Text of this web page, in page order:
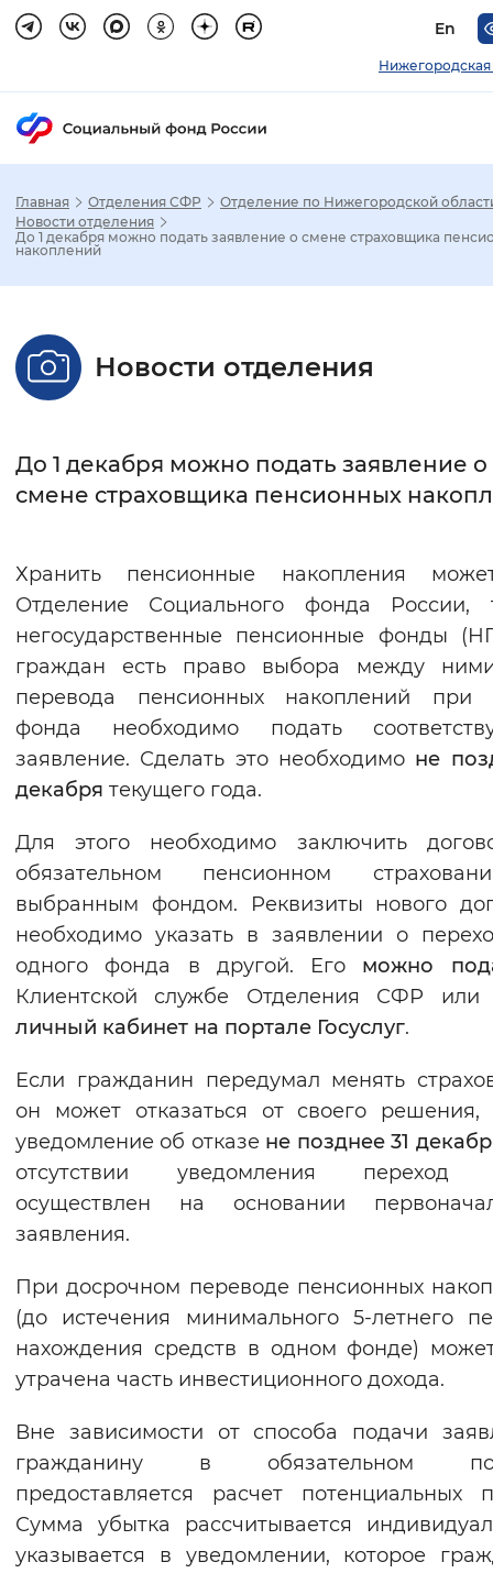
En
Нижегородская
Стандартный Увеличенный
Без засечек С засечками
Нормальный Увеличенный
Цвет сайта
Монохромный Инверсивный
Синий фон
Изображения
Звуковой ассистент
Воспроизвести Остановить
Вернуть стандартные настройки
Главная Отделения СФР
Отделение по Нижегородской
Новости отделения
До 1 декабря можно подать заявление о смене страховщика
накоплений
Новости отделения
До 1 декабря можно подать заявление о
смене страховщика пенсионных
Хранить пенсионные накопления
Отделение Социального фонда России,
негосударственные пенсионные фонды
граждан есть право выбора между
перевода пенсионных накоплений при
фонда необходимо подать
заявление. Сделать это необходимо не
декабря текущего года.
Для этого необходимо заключить
обязательном пенсионном
выбранным фондом. Реквизиты нового
необходимо указать в заявлении о
одного фонда в другой. Его можно
Клиентской службе Отделения СФР или
личный кабинет на портале Госуслуг.
Если гражданин передумал менять
он может отказаться от своего решения,
уведомление об отказе не позднее 31
отсутствии уведомления переход
осуществлен на основании
заявления.
При досрочном переводе пенсионных
(до истечения минимального 5-летнего
нахождения средств в одном фонде)
утрачена часть инвестиционного дохода.
Вне зависимости от способа подачи
гражданину в обязательном
предоставляется расчет потенциальных
Сумма убытка рассчитывается
указывается в уведомлении, которое